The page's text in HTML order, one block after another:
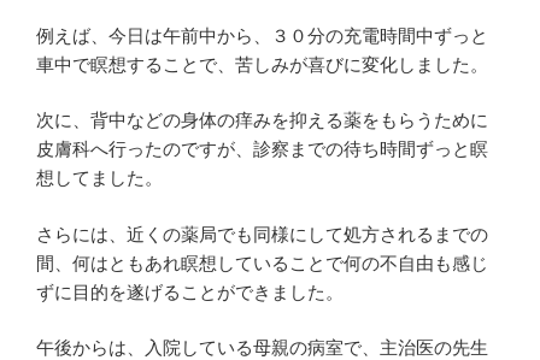
例えば、今日は午前中から、３０分の充電時間中ずっと
車中で瞑想することで、苦しみが喜びに変化しました。
次に、背中などの身体の痒みを抑える薬をもらうために
皮膚科へ行ったのですが、診察までの待ち時間ずっと瞑
想してました。
さらには、近くの薬局でも同様にして処方されるまでの
間、何はともあれ瞑想していることで何の不自由も感じ
ずに目的を遂げることができました。
午後からは、入院している母親の病室で、主治医の先生